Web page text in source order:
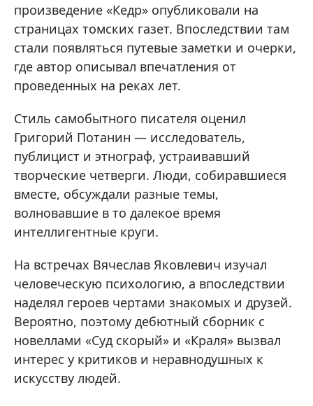
произведение «Кедр» опубликовали на
страницах томских газет. Впоследствии там
стали появляться путевые заметки и очерки,
где автор описывал впечатления от
проведенных на реках лет.
Стиль самобытного писателя оценил
Григорий Потанин — исследователь,
публицист и этнограф, устраивавший
творческие четверги. Люди, собиравшиеся
вместе, обсуждали разные темы,
волновавшие в то далекое время
интеллигентные круги.
На встречах Вячеслав Яковлевич изучал
человеческую психологию, а впоследствии
наделял героев чертами знакомых и друзей.
Вероятно, поэтому дебютный сборник с
новеллами «Суд скорый» и «Краля» вызвал
интерес у критиков и неравнодушных к
искусству людей.